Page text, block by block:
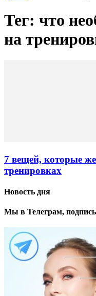
Тег: что
на
7 вещей, которые
тренировках
Новость дня
Мы в Телеграм,